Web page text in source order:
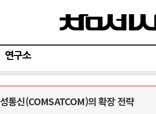
연구소
통신(COMSATCOM)의 확장 전략
인간